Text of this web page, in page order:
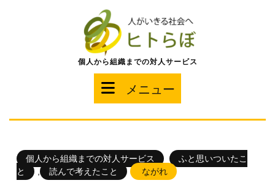
プ
個人から組織までの対人サービス
メニュー
ニ
ー
個人から組織までの対人サービス
ふと思いついたこ
と
読んで考えたこと ながれ